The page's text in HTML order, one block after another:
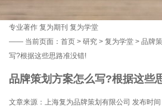
专业著作 复为期刊 复为学堂
—— 当前页面： 首页 > 研究 > 复为学堂 > 品牌
写?根据这些思路准没错!
品牌策划方案怎么写?根据这些
文章来源：上海复为品牌策划有限公司 发布时